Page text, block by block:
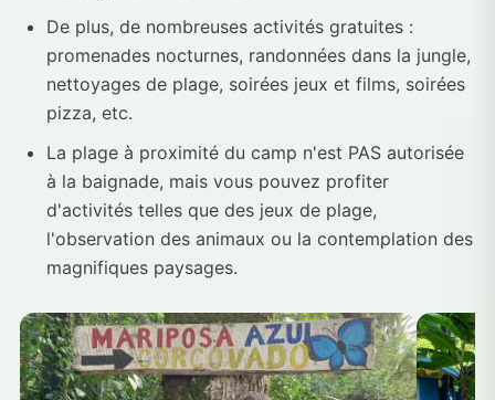
De plus, de nombreuses activités gratuites :
promenades nocturnes, randonnées dans la jungle,
nettoyages de plage, soirées jeux et films, soirées
pizza, etc.
La plage à proximité du camp n'est PAS autorisée
à la baignade, mais vous pouvez profiter
d'activités telles que des jeux de plage,
l'observation des animaux ou la contemplation des
magnifiques paysages.